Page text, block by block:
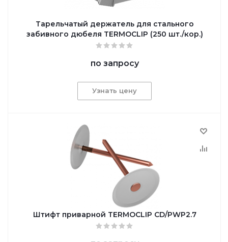
Тарельчатый держатель для стального
забивного дюбеля TERMOCLIP (250 шт./кор.)
по запросу
Узнать цену
Штифт приварной TERMOCLIP CD/PWP2.7